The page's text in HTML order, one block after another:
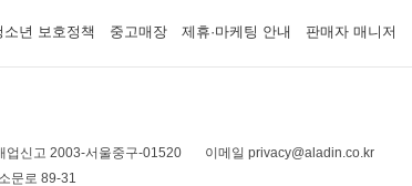
소년 보호정책 중고매장 제휴·마케팅 안내 판매자 매니저
업신고 2003-서울중구-01520
이메일 privacy@aladin.co.kr
문로 89-31